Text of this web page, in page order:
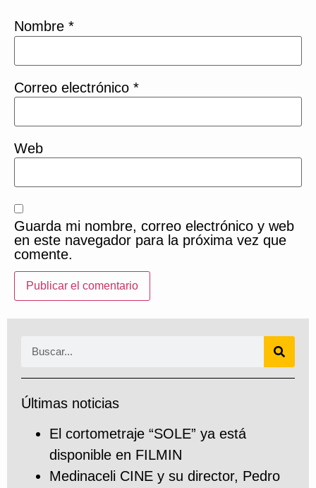
Nombre *
Correo electrónico *
Web
Guarda mi nombre, correo electrónico y web
en este navegador para la próxima vez que
comente.
Últimas noticias
El cortometraje “SOLE” ya está
disponible en FILMIN
Medinaceli CINE y su director, Pedro